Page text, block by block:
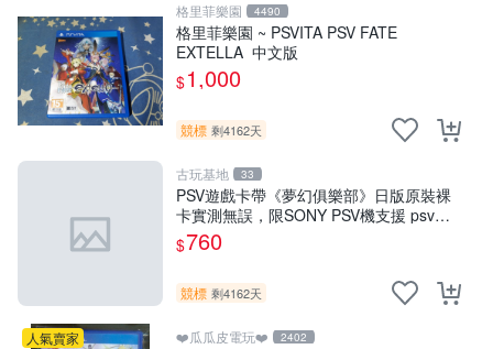
格里菲樂園 4490
格里菲樂園 ~ PSVITA PSV FATE
EXTELLA 中文版
$1,000
競標 剩4162天
古玩基地 33
PSV遊戲卡帶《夢幻俱樂部》日版原裝裸
卡實測無誤，限SONY PSV機支援 psv
psv游戲 psv夢幻俱樂部
$760
競標 剩4162天
人氣賣家 ❤️瓜瓜皮電玩❤️ 2402